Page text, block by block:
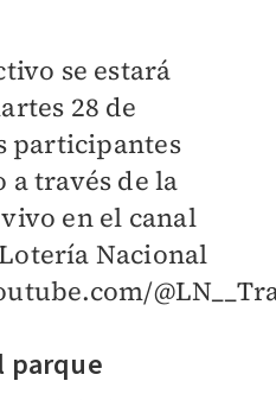
se estará
28 de
participantes
través de la
en el canal
Nacional
parque